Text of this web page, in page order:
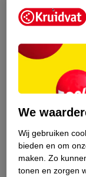
Kruidvat is een
ons!
Stel je
We
Wij gebruiken
bieden en om
maken. Zo
tonen en zorgen